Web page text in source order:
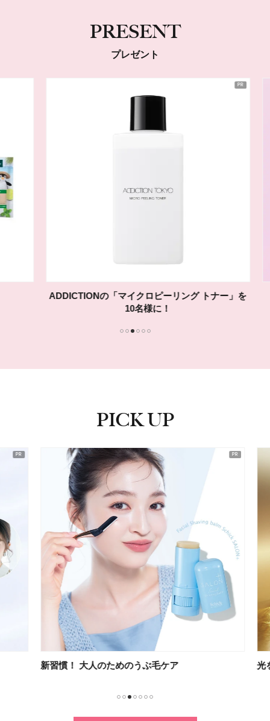
PRESENT
プレゼント
ADDICTIONの「マイクロピーリング トナー」を
10名様に！
PICK UP
新習慣！ 大人のためのうぶ毛ケア 光